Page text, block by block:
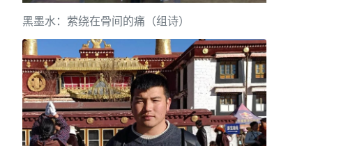
黑墨水：萦绕在骨间的痛（组诗）